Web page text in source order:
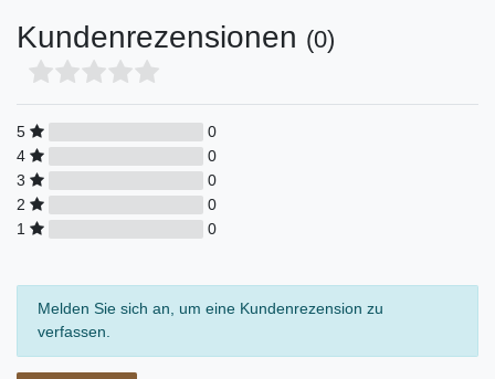
Kundenrezensionen (0)
5
0
4
0
3
0
2
0
1
0
Melden Sie sich an, um eine Kundenrezension zu
verfassen.